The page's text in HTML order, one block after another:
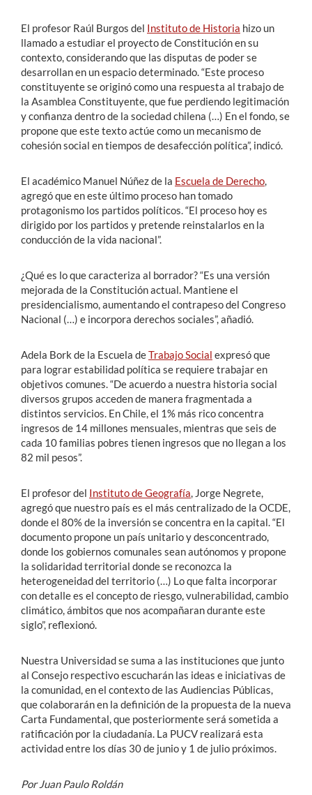
El profesor Raúl Burgos del Instituto de Historia hizo un
llamado a estudiar el proyecto de Constitución en su
contexto, considerando que las disputas de poder se
desarrollan en un espacio determinado. “Este proceso
constituyente se originó como una respuesta al trabajo de
la Asamblea Constituyente, que fue perdiendo legitimación
y confianza dentro de la sociedad chilena (…) En el fondo, se
propone que este texto actúe como un mecanismo de
cohesión social en tiempos de desafección política”, indicó.
El académico Manuel Núñez de la Escuela de Derecho,
agregó que en este último proceso han tomado
protagonismo los partidos políticos. “El proceso hoy es
dirigido por los partidos y pretende reinstalarlos en la
conducción de la vida nacional”.
¿Qué es lo que caracteriza al borrador? “Es una versión
mejorada de la Constitución actual. Mantiene el
presidencialismo, aumentando el contrapeso del Congreso
Nacional (…) e incorpora derechos sociales”, añadió.
Adela Bork de la Escuela deTrabajo Social expresó que
para lograr estabilidad política se requiere trabajar en
objetivos comunes. “De acuerdo a nuestra historia social
diversos grupos acceden de manera fragmentada a
distintos servicios. En Chile, el 1% más rico concentra
ingresos de 14 millones mensuales, mientras que seis de
cada 10 familias pobres tienen ingresos que no llegan a los
82 mil pesos”.
El profesor del Instituto de Geografía, Jorge Negrete,
agregó que nuestro país es el más centralizado de la OCDE,
donde el 80% de la inversión se concentra en la capital. “El
documento propone un país unitario y desconcentrado,
donde los gobiernos comunales sean autónomos y propone
la solidaridad territorial donde se reconozca la
heterogeneidad del territorio (…) Lo que falta incorporar
con detalle es el concepto de riesgo, vulnerabilidad, cambio
climático, ámbitos que nos acompañaran durante este
siglo”, reflexionó.
Nuestra Universidad se suma a las instituciones que junto
al Consejo respectivo escucharán las ideas e iniciativas de
la comunidad, en el contexto de las Audiencias Públicas,
que colaborarán en la definición de la propuesta de la nueva
Carta Fundamental, que posteriormente será sometida a
ratificación por la ciudadanía. La PUCV realizará esta
actividad entre los días 30 de junio y 1 de julio próximos.
Por Juan Paulo Roldán